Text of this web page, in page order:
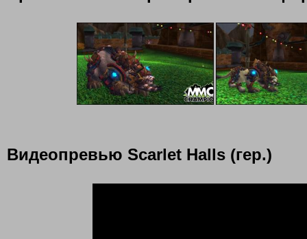
Видеопревью Scarlet Halls (гер.)